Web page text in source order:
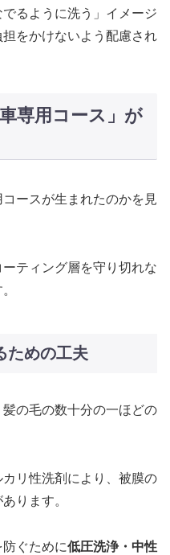
るように洗う」イメージ
をかけないよう配慮され
専用コース」が
ースが生まれたのかを見
ティング層を守り切れな
ための工夫
の毛の数十分の一ほどの
リ性洗剤により、被膜の
ります。
ぐために低圧洗浄・中性